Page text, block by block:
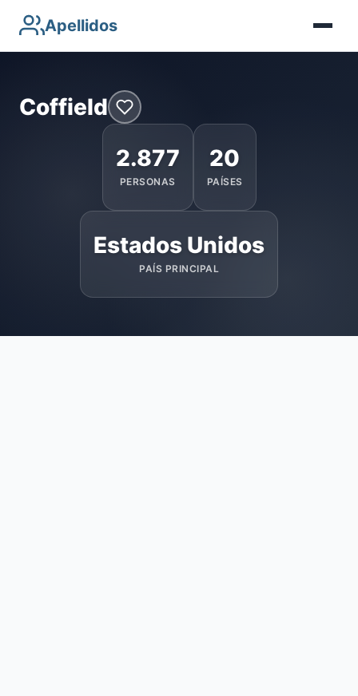
Apellidos
Coffield
2.877
PERSONAS
20
PAÍSES
Estados Unidos
PAÍS PRINCIPAL